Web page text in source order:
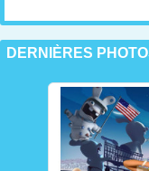
DERNIÈRES